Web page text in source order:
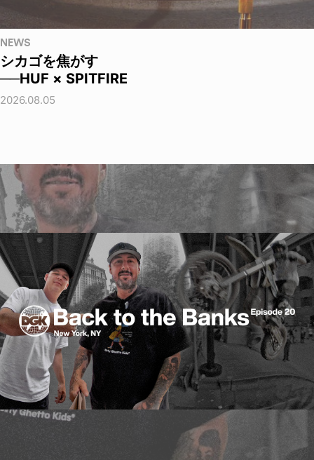
NEWS
シカゴを焦がす
──HUF × SPITFIRE
2026.08.05